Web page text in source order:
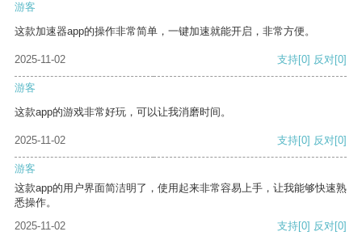
游客
这款加速器app的操作非常简单，一键加速就能开启，非常方便。
2025-11-02 支持[0] 反对[0]
游客
这款app的游戏非常好玩，可以让我消磨时间。
2025-11-02 支持[0] 反对[0]
游客
这款app的用户界面简洁明了，使用起来非常容易上手，让我能够快速熟
悉操作。
2025-11-02
支持[0] 反对[0]